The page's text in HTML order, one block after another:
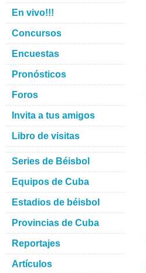
En vivo!!!
Concursos
Encuestas
Pronósticos
Foros
Invita a tus amigos
Libro de visitas
Series de Béisbol
Equipos de Cuba
Estadios de béisbol
Provincias de Cuba
Reportajes
Artículos